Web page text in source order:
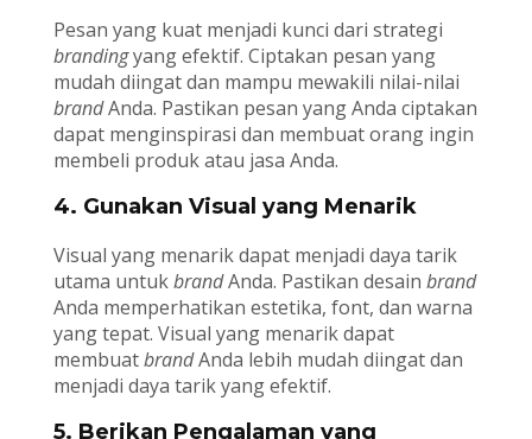
Pesan yang kuat menjadi kunci dari strategi
brandingyang efektif. Ciptakan pesan yang
mudah diingat dan mampu mewakili nilai-nilai
brandAnda. Pastikan pesan yang Anda ciptakan
dapat menginspirasi dan membuat orang ingin
membeli produk atau jasa Anda.
4. Gunakan Visual yang Menarik
Visual yang menarik dapat menjadi daya tarik
utama untukbrandAnda. Pastikan desain brand
Anda memperhatikan estetika, font, dan warna
yang tepat. Visual yang menarik dapat
membuatbrandAnda lebih mudah diingat dan
menjadi daya tarik yang efektif.
5. Berikan Pengalaman yang